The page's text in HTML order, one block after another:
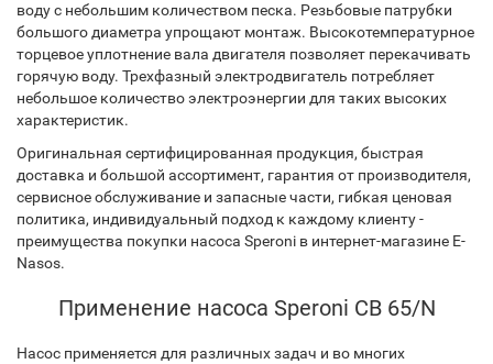
воду с небольшим количеством песка. Резьбовые патрубки
большого диаметра упрощают монтаж. Высокотемпературное
торцевое уплотнение вала двигателя позволяет перекачивать
горячую воду. Трехфазный электродвигатель потребляет
небольшое количество электроэнергии для таких высоких
характеристик.
Оригинальная сертифицированная продукция, быстрая
доставка и большой ассортимент, гарантия от производителя,
сервисное обслуживание и запасные части, гибкая ценовая
политика, индивидуальный подход к каждому клиенту -
преимущества покупки насоса Speroni в интернет-магазине E-
Nasos.
Применение насоса Speroni CB 65/N
Насос применяется для различных задач и во многих